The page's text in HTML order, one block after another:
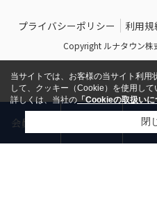
プライバシーポリシー 利用規
Copyright ルナタウン株
会員登録 お問
当サイトでは、お客様の当サイト利用
して、クッキー（Cookie）を使用して
詳しくは、当社の「Cookieの取扱いに
閉